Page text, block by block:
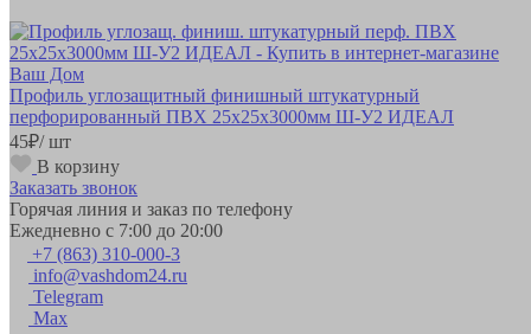
Профиль углозащитный финишный штукатурный
перфорированный ПВХ 25х25х3000мм Ш-У2 ИДЕАЛ
45₽/ шт
В корзину
Заказать звонок
Горячая линия и заказ по телефону
Ежедневно с 7:00 до 20:00
+7 (863) 310-000-3
info@vashdom24.ru
Telegram
Max